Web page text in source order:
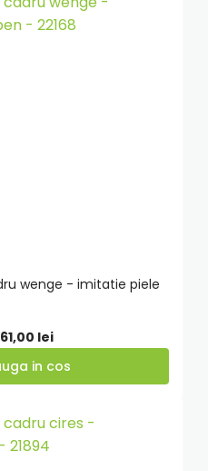
wenge - imitatie piele
lei
in cos
in
Adauga
in